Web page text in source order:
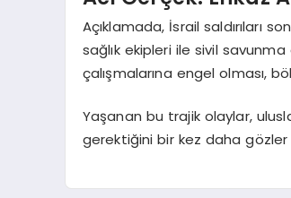
Açıklamada, İsrail saldırıları
sağlık ekipleri ile sivil
çalışmalarına engel olması,
Yaşanan bu trajik olaylar,
gerektiğini bir kez daha gözler